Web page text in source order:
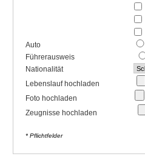
Auto
Führerausweis
Nationalität
Lebenslauf hochladen
Foto hochladen
Zeugnisse hochladen
* Pflichtfelder